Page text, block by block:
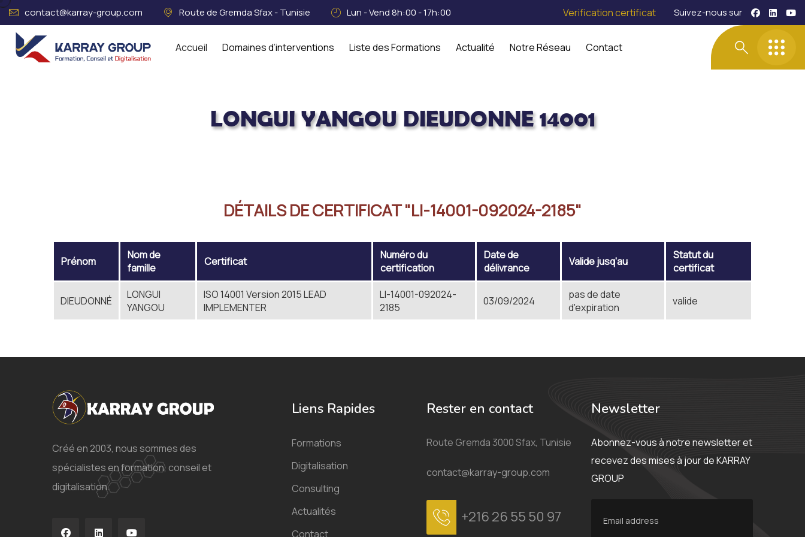
contact@karray-group.com Route de Gremda Sfax - Tunisie Lun - Vend 8h:00 - 17h:00 Verification certificat Suivez-nous sur
Accueil Domaines d’interventions Liste des Formations Actualité Notre Réseau Contact
LONGUI YANGOU DIEUDONNE 14001
DÉTAILS DE CERTIFICAT "LI-14001-092024-2185"
Prénom
Nom de
famille
Certificat
Numéro du
certification
Date de
délivrance
Valide jusq'au
Statut du
certificat
DIEUDONNÉ
LONGUI
YANGOU
ISO 14001 Version 2015 LEAD
IMPLEMENTER
LI-14001-092024-
2185
03/09/2024
pas de date
d'expiration
valide
Créé en 2003, nous sommes des
spécialistes en formation, conseil et
digitalisation.
Liens Rapides
Formations
Digitalisation
Consulting
Actualités
Contact
Rester en contact
Route Gremda 3000 Sfax, Tunisie
contact@karray-group.com
+216 26 55 50 97
Newsletter
Abonnez-vous à notre newsletter et
recevez des mises à jour de KARRAY
GROUP